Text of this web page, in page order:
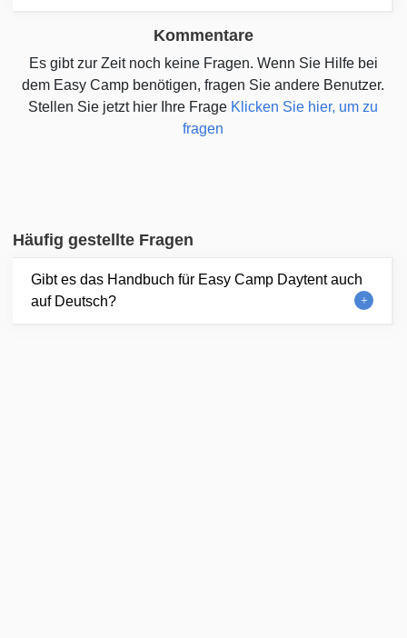
Kommentare
Es gibt zur Zeit noch keine Fragen. Wenn Sie Hilfe bei
dem Easy Camp benötigen, fragen Sie andere Benutzer.
Stellen Sie jetzt hier Ihre Frage Klicken Sie hier, um zu
fragen
Häufig gestellte Fragen
Gibt es das Handbuch für Easy Camp Daytent auch
auf Deutsch?